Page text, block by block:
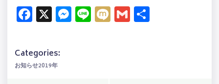
Facebook
X Messenger
LineMixiGmail
Categories:
お知らせ2019年